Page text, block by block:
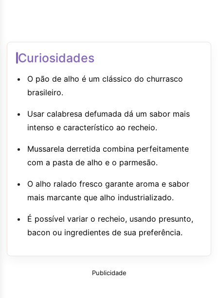
Curiosidades
O pão de alho é um clássico do churrasco
brasileiro.
Usar calabresa defumada dá um sabor mais
intenso e característico ao recheio.
Mussarela derretida combina perfeitamente
com a pasta de alho e o parmesão.
O alho ralado fresco garante aroma e sabor
mais marcante que alho industrializado.
É possível variar o recheio, usando presunto,
bacon ou ingredientes de sua preferência.
Publicidade